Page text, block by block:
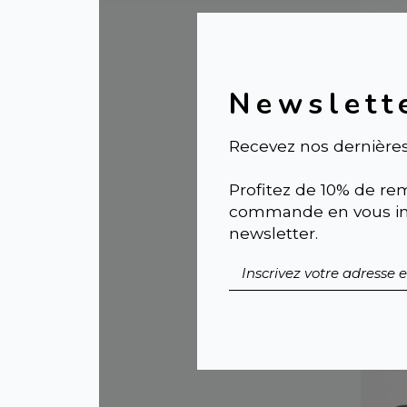
Recevez nos
Profitez de 10% de
commande en vous
newsletter.